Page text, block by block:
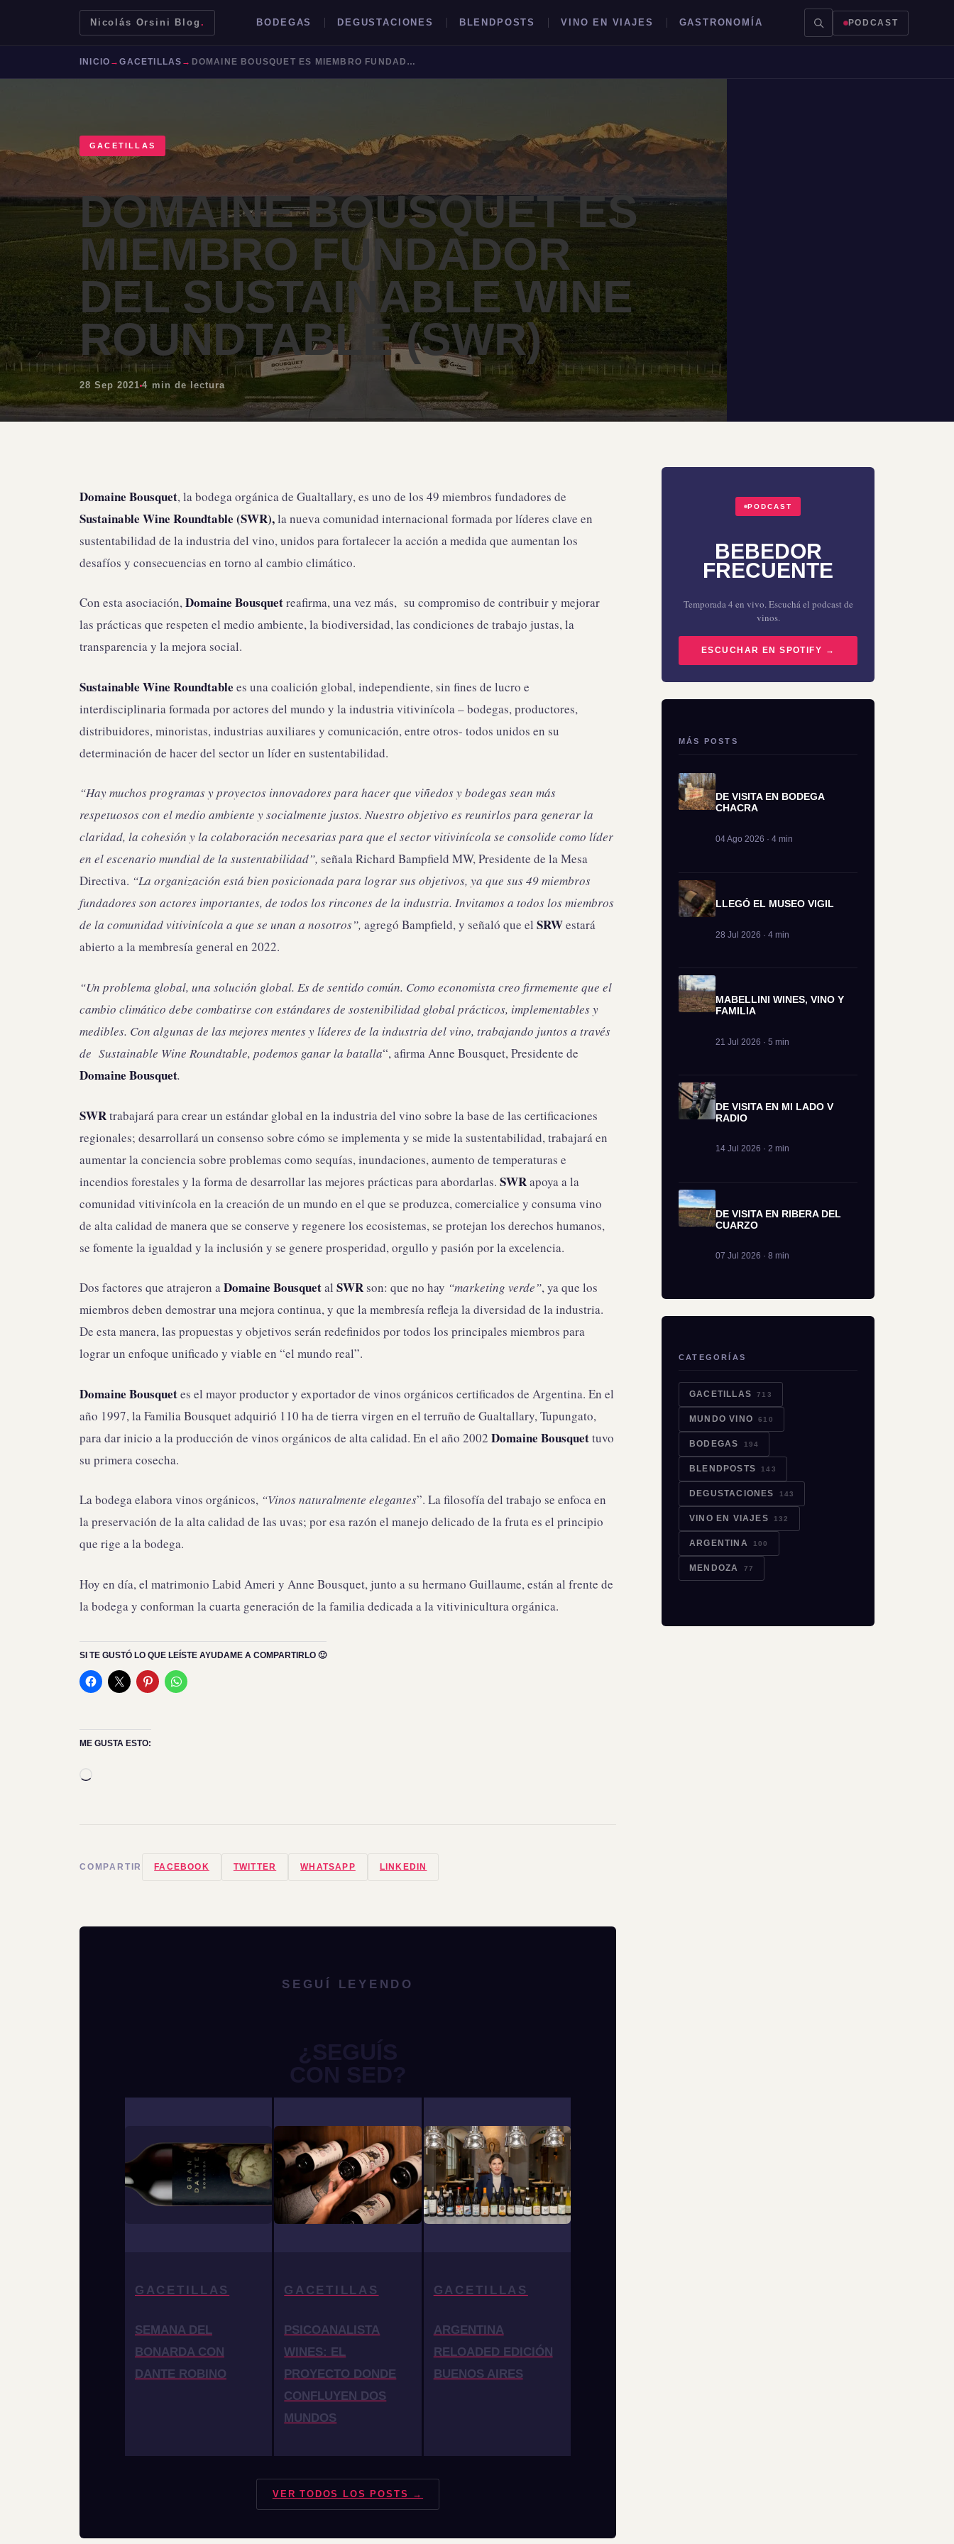
Nicolás Orsini Blog . BODEGAS DEGUSTACIONES BLENDPOSTS VINO EN VIAJES GASTRONOMÍA PODCAST
Mendoza Malbec Bodegas Jujuy
INICIO →GACETILLAS → DOMAINE BOUSQUET ES MIEMBRO FUNDADOR DEL SUSTAINABLE WINE ROUNDTABLE (SWR)
GACETILLAS
DOMAINE BOUSQUET ES
MIEMBRO FUNDADOR
DEL SUSTAINABLE WINE
ROUNDTABLE (SWR)
28 Sep 2021 4 min de lectura
Domaine Bousquet, la bodega orgánica de Gualtallary, es uno de los 49 miembros fundadores de
Sustainable Wine Roundtable (SWR),la nueva comunidad internacional formada por líderes clave en
sustentabilidad de la industria del vino, unidos para fortalecer la acción a medida que aumentan los
desafíos y consecuencias en torno al cambio climático.
Con esta asociación,Domaine Bousquetreafirma, una vez más, su compromiso de contribuir y mejorar
las prácticas que respeten el medio ambiente, la biodiversidad, las condiciones de trabajo justas, la
transparencia y la mejora social.
Sustainable Wine Roundtable es una coalición global, independiente, sin fines de lucro e
interdisciplinaria formada por actores del mundo y la industria vitivinícola – bodegas, productores,
distribuidores, minoristas, industrias auxiliares y comunicación, entre otros- todos unidos en su
determinación de hacer del sector un líder en sustentabilidad.
“Hay muchos programas y proyectos innovadores para hacer que viñedos y bodegas sean más
respetuosos con el medio ambiente y socialmente justos. Nuestro objetivo es reunirlos para generar la
claridad, la cohesión y la colaboración necesarias para que el sector vitivinícola se consolide como líder
en el escenario mundial de la sustentabilidad”, señala Richard Bampfield MW, Presidente de la Mesa
Directiva. “La organización está bien posicionada para lograr sus objetivos, ya que sus 49 miembros
fundadores son actores importantes, de todos los rincones de la industria. Invitamos a todos los miembros
de la comunidad vitivinícola a que se unan a nosotros”, agregó Bampfield, y señaló que el SRWestará
abierto a la membresía general en 2022.
“Un problema global, una solución global. Es de sentido común. Como economista creo firmemente que el
cambio climático debe combatirse con estándares de sostenibilidad global prácticos, implementables y
medibles. Con algunas de las mejores mentes y líderes de la industria del vino, trabajando juntos a través
de Sustainable Wine Roundtable, podemos ganar la batalla“, afirma Anne Bousquet, Presidente de
Domaine Bousquet.
SWRtrabajará para crear un estándar global en la industria del vino sobre la base de las certificaciones
regionales; desarrollará un consenso sobre cómo se implementa y se mide la sustentabilidad, trabajará en
aumentar la conciencia sobre problemas como sequías, inundaciones, aumento de temperaturas e
incendios forestales y la forma de desarrollar las mejores prácticas para abordarlas. SWRapoya a la
comunidad vitivinícola en la creación de un mundo en el que se produzca, comercialice y consuma vino
de alta calidad de manera que se conserve y regenere los ecosistemas, se protejan los derechos humanos,
se fomente la igualdad y la inclusión y se genere prosperidad, orgullo y pasión por la excelencia.
Dos factores que atrajeron aDomaine Bousquetal SWR son: que no hay “marketing verde”, ya que los
miembros deben demostrar una mejora continua, y que la membresía refleja la diversidad de la industria.
De esta manera, las propuestas y objetivos serán redefinidos por todos los principales miembros para
lograr un enfoque unificado y viable en “el mundo real”.
Domaine Bousquetes el mayor productor y exportador de vinos orgánicos certificados de Argentina. En el
año 1997, la Familia Bousquet adquirió 110 ha de tierra virgen en el terruño de Gualtallary, Tupungato,
para dar inicio a la producción de vinos orgánicos de alta calidad. En el año 2002 Domaine Bousquettuvo
su primera cosecha.
La bodega elabora vinos orgánicos, “Vinos naturalmente elegantes”. La filosofía del trabajo se enfoca en
la preservación de la alta calidad de las uvas; por esa razón el manejo delicado de la fruta es el principio
que rige a la bodega.
Hoy en día, el matrimonio Labid Ameri y Anne Bousquet, junto a su hermano Guillaume, están al frente de
la bodega y conforman la cuarta generación de la familia dedicada a la vitivinicultura orgánica.
SI TE GUSTÓ LO QUE LEÍSTE AYUDAME A COMPARTIRLO 🙂
ME GUSTA ESTO:
COMPARTIR FACEBOOK TWITTER WHATSAPP LINKEDIN
SEGUÍ LEYENDO
¿SEGUÍS
CON SED?
GACETILLAS
SEMANA DEL
BONARDA CON
DANTE ROBINO
GACETILLAS
PSICOANALISTA
WINES: EL
PROYECTO DONDE
CONFLUYEN DOS
MUNDOS
GACETILLAS
ARGENTINA
RELOADED EDICIÓN
BUENOS AIRES
VER TODOS LOS POSTS →
PODCAST
BEBEDOR
FRECUENTE
Temporada 4 en vivo. Escuchá el podcast de
vinos.
ESCUCHAR EN SPOTIFY →
MÁS POSTS
DE VISITA EN BODEGA
CHACRA
04 Ago 2026 · 4 min
LLEGÓ EL MUSEO VIGIL
28 Jul 2026 · 4 min
MABELLINI WINES, VINO Y
FAMILIA
21 Jul 2026 · 5 min
DE VISITA EN MI LADO V
RADIO
14 Jul 2026 · 2 min
DE VISITA EN RIBERA DEL
CUARZO
07 Jul 2026 · 8 min
CATEGORÍAS
GACETILLAS 713
MUNDO VINO 610
BODEGAS 194
BLENDPOSTS 143
DEGUSTACIONES 143
VINO EN VIAJES 132
ARGENTINA 100
MENDOZA 77